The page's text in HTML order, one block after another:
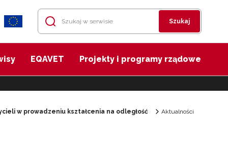
Szukaj
EQAVET Projekty i programy rządowe
w prowadzeniu kształcenia na odległość Aktualności